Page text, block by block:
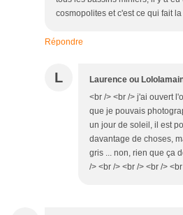
cosmopolites et c'est ce qui fait
Répondre
L Laurence ou
<br /> <br /> j'ai ouvert
que je pouvais
un jour de soleil, il est
davantage de choses,
gris ... non, rien que ça
/> <br /> <br /> <br />